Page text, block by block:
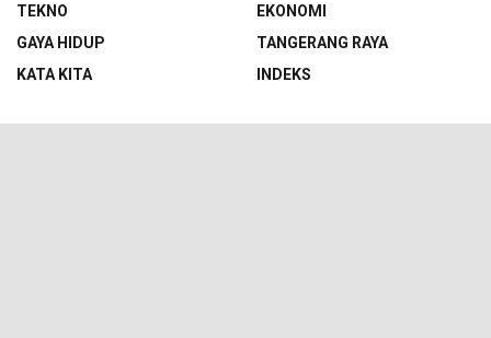
TEKNO
EKONOMI
GAYA HIDUP
TANGERANG RAYA
KATA KITA
INDEKS